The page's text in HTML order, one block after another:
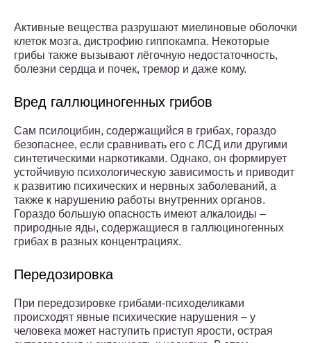
Активные вещества разрушают миелиновые оболочки
клеток мозга, дистрофию гиппокампа. Некоторые
грибы также вызывают лёгочную недостаточность,
болезни сердца и почек, тремор и даже кому.
Вред галлюциногенных грибов
Сам псилоцибин, содержащийся в грибах, гораздо
безопаснее, если сравнивать его с ЛСД или другими
синтетическими наркотиками. Однако, он формирует
устойчивую психологическую зависимость и приводит
к развитию психических и нервных заболеваний, а
также к нарушению работы внутренних органов.
Гораздо большую опасность имеют алкалоиды –
природные яды, содержащиеся в галлюциногенных
грибах в разных концентрациях.
Передозировка
При передозировке грибами-психоделиками
происходят явные психические нарушения – у
человека может наступить приступ ярости, острая